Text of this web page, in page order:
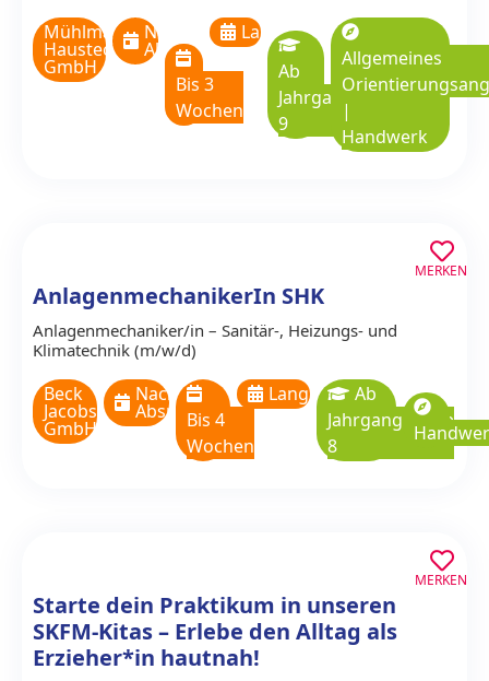
Mühlmann
Haustechnik
GmbH
Nach
Absprache
Bis 3
Wochen
Langzeitpraktikum
Ab
Jahrgangsstufe
9
Allgemeines
|
Handwerk
AnlagenmechanikerIn SHK
Anlagenmechaniker/in – Sanitär-, Heizungs- und
Klimatechnik (m/w/d)
MERKEN
Beck
Jacobs
GmbH
Nach
Absprache
Bis 4
Wochen
Langzeitpraktikum
Ab
Jahrgangsstufe
8
Starte dein Praktikum in unseren
SKFM-Kitas – Erlebe den Alltag als
Erzieher*in hautnah!
MERKEN